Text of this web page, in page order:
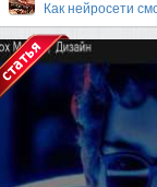
Как нейросети